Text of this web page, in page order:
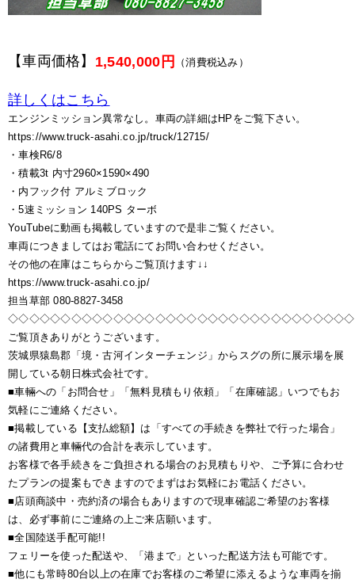
【車両価格】 1,540,000円 （消費税込み）
詳しくはこちら
エンジンミッション異常なし。車両の詳細はHPをご覧下さい。
https://www.truck-asahi.co.jp/truck/12715/
・車検R6/8
・積載3t 内寸2960×1590×490
・内フック付 アルミブロック
・5速ミッション 140PS ターボ
YouTubeに動画も掲載していますので是非ご覧ください。
車両につきましてはお電話にてお問い合わせください。
その他の在庫はこちらからご覧頂けます↓↓
https://www.truck-asahi.co.jp/
担当草部 080-8827-3458
ご覧頂きありがとうございます。
茨城県猿島郡「境・古河インターチェンジ」からスグの所に展示場を展
開している朝日株式会社です。
■車輛への「お問合せ」「無料見積もり依頼」「在庫確認」いつでもお
気軽にご連絡ください。
■掲載している【支払総額】は「すべての手続きを弊社で行った場合」
の諸費用と車輛代の合計を表示しています。
お客様で各手続きをご負担される場合のお見積もりや、ご予算に合わせ
たプランの提案もできますのでまずはお気軽にお電話ください。
■店頭商談中・売約済の場合もありますので現車確認ご希望のお客様
は、必ず事前にご連絡の上ご来店願います。
■全国陸送手配可能!!
フェリーを使った配送や、「港まで」といった配送方法も可能です。
■他にも常時80台以上の在庫でお客様のご希望に添えるような車両を揃